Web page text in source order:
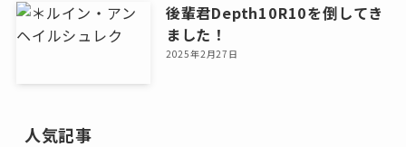
後輩君Depth10R10を倒してき
ました！
2025年2月27日
人気記事